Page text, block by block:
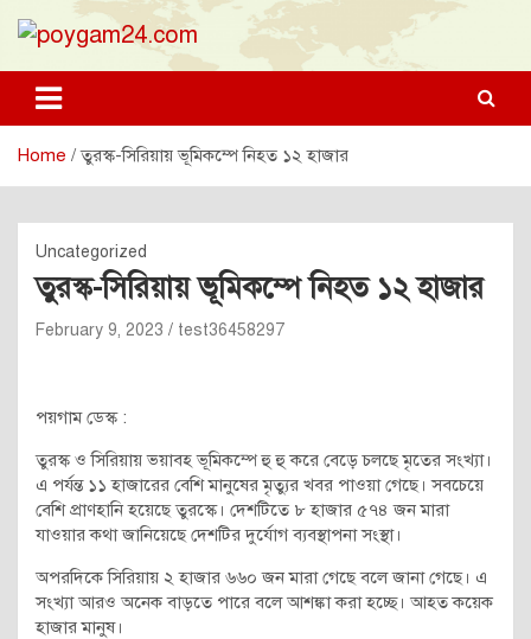
poygam24.com
poygam24.com
Home তুরস্ক-সিরিয়ায় ভূমিকম্পে নিহত ১২ হাজার
Uncategorized
তুরস্ক-সিরিয়ায় ভূমিকম্পে নিহত ১২ হাজার
February 9, 2023 test36458297
পয়গাম ডেস্ক :
তুরস্ক ও সিরিয়ায় ভয়াবহ ভূমিকম্পে হু হু করে বেড়ে চলছে মৃতের সংখ্যা।
এ পর্যন্ত ১১ হাজারের বেশি মানুষের মৃত্যুর খবর পাওয়া গেছে। সবচেয়ে
বেশি প্রাণহানি হয়েছে তুরস্কে। দেশটিতে ৮ হাজার ৫৭৪ জন মারা
যাওয়ার কথা জানিয়েছে দেশটির দুর্যোগ ব্যবস্থাপনা সংস্থা।
অপরদিকে সিরিয়ায় ২ হাজার ৬৬০ জন মারা গেছে বলে জানা গেছে। এ
সংখ্যা আরও অনেক বাড়তে পারে বলে আশঙ্কা করা হচ্ছে। আহত কয়েক
হাজার মানুষ।